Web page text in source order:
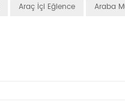
Araç İçi Eğlence Araba